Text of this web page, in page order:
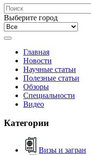
Выберите город
Главная
Новости
Научные статьи
Полезные статьи
Обзоры
Специальности
Видео
Категории
Визы и загран